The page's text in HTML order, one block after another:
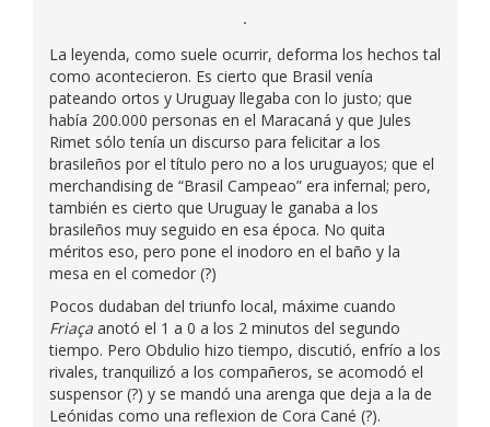
La leyenda, como suele ocurrir, deforma los hechos tal
como acontecieron. Es cierto que Brasil venía
pateando ortos y Uruguay llegaba con lo justo; que
había 200.000 personas en el Maracaná y que Jules
Rimet sólo tenía un discurso para felicitar a los
brasileños por el título pero no a los uruguayos; que el
merchandising de “Brasil Campeao” era infernal; pero,
también es cierto que Uruguay le ganaba a los
brasileños muy seguido en esa época. No quita
méritos eso, pero pone el inodoro en el baño y la
mesa en el comedor (?)
Pocos dudaban del triunfo local, máxime cuando
Friaça anotó el 1 a 0 a los 2 minutos del segundo
tiempo. Pero Obdulio hizo tiempo, discutió, enfrío a los
rivales, tranquilizó a los compañeros, se acomodó el
suspensor (?) y se mandó una arenga que deja a la de
Leónidas como una reflexion de Cora Cané (?).